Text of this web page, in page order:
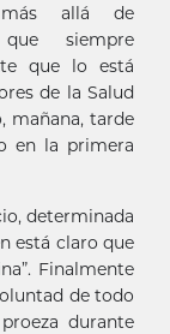
más allá de
siempre
que lo está
de la Salud
mañana, tarde
en la primera
determinada
está claro que
Finalmente
de todo
durante